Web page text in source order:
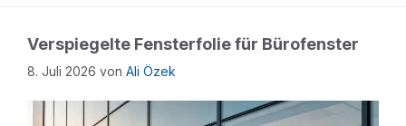
Verspiegelte Fensterfolie für Bürofenster
8. Juli 2026 von Ali Özek